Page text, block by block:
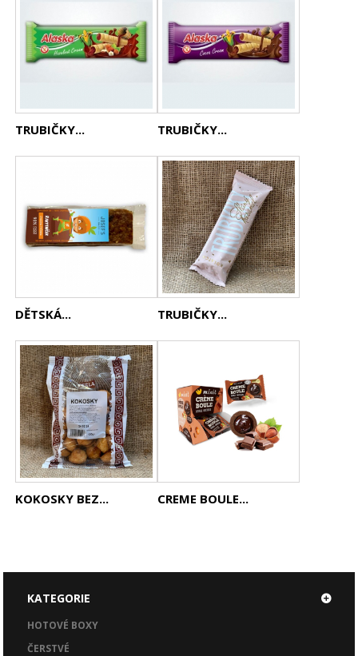
TRUBIČKY... TRUBIČKY...
DĚTSKÁ... TRUBIČKY...
KOKOSKY BEZ... CREME BOULE...
KATEGORIE
HOTOVÉ BOXY
ČERSTVÉ